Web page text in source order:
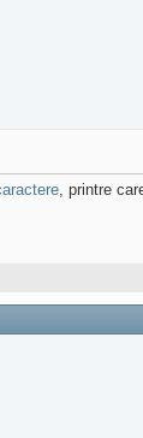
, printre